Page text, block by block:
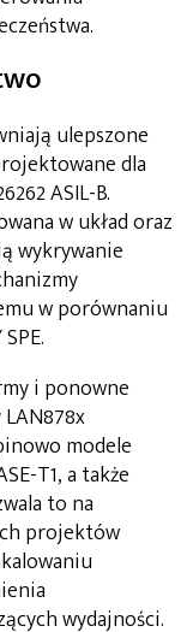
ulepszone
dla
ASIL-B.
w układ oraz
wykrywanie
w porównaniu
i ponowne
modele
T1, a także
to na
projektów
wydajności.